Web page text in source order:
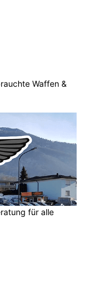
Waffen &
für alle